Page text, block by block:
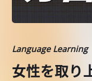
Language Learning
女性を取り